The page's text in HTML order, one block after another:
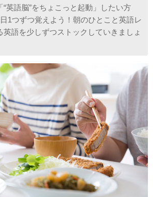
英語脳”をちょこっと起動」したい方
1つずつ覚えよう！朝のひとこと英語レ
英語を少しずつストックしていきましょ